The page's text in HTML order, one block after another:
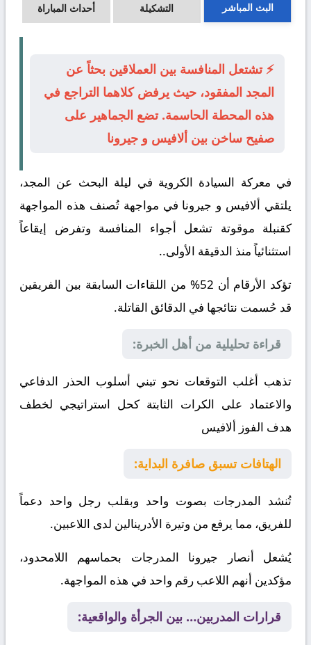
البث المباشر التشكيلة أحداث المباراة
⚡ تشتعل المنافسة بين العملاقين بحثاً عن
المجد المفقود، حيث يرفض كلاهما التراجع في
هذه المحطة الحاسمة. تضع الجماهير على
صفيح ساخن بين ألافيس و جيرونا
في معركة السيادة الكروية في ليلة البحث عن المجد،
يلتقي ألافيس و جيرونا في مواجهة تُصنف هذه المواجهة
كقنبلة موقوتة تشعل أجواء المنافسة وتفرض إيقاعاً
استثنائياً منذ الدقيقة الأولى..
تؤكد الأرقام أن 52% من اللقاءات السابقة بين الفريقين
قد حُسمت نتائجها في الدقائق القاتلة.
قراءة تحليلية من أهل الخبرة:
تذهب أغلب التوقعات نحو تبني أسلوب الحذر الدفاعي
والاعتماد على الكرات الثابتة كحل استراتيجي لخطف
هدف الفوز ألافيس
الهتافات تسبق صافرة البداية:
تُنشد المدرجات بصوت واحد وبقلب رجل واحد دعماً
للفريق، مما يرفع من وتيرة الأدرينالين لدى اللاعبين.
يُشعل أنصار جيرونا المدرجات بحماسهم اللامحدود،
مؤكدين أنهم اللاعب رقم واحد في هذه المواجهة.
قرارات المدربين… بين الجرأة والواقعية: